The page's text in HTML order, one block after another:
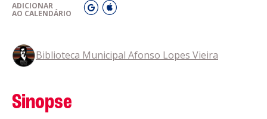
ADICIONAR
AO CALENDÁRIO
Biblioteca Municipal Afonso Lopes Vieira
Sinopse